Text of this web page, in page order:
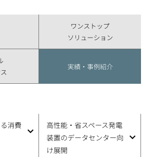
ワンストップ
ソリューション
実績・事例紹介
消費
高性能・省スペース発電
装置のデータセンター向
け展開